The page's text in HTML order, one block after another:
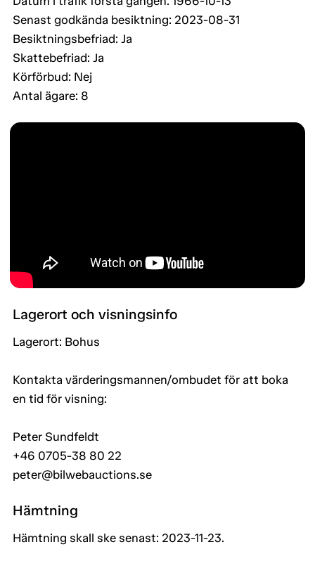
Senast godkända besiktning: 2023-08-31
Besiktningsbefriad: Ja
Skattebefriad: Ja
Körförbud: Nej
Antal ägare: 8
Lagerort och visningsinfo
Lagerort: Bohus
Kontakta värderingsmannen/ombudet för att boka
en tid för visning:
Peter Sundfeldt
+46 0705-38 80 22
peter@bilwebauctions.se
Hämtning
Hämtning skall ske senast: 2023-11-23.